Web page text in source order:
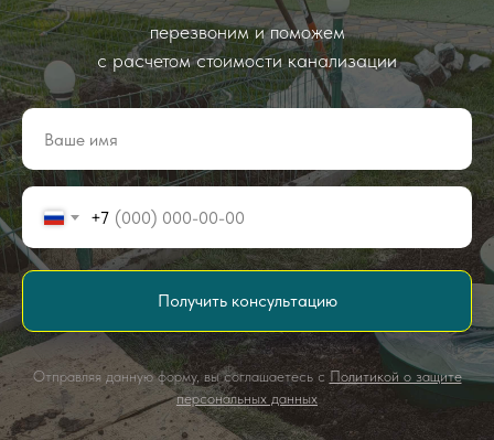
перезвоним и поможем
с расчетом стоимости канализации
+7
Получить консультацию
Отправляя данную форму, вы соглашаетесь с Политикой о защите
персональных данных